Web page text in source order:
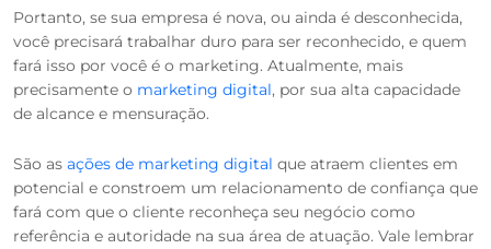
Portanto, se sua empresa é nova, ou ainda é desconhecida,
você precisará trabalhar duro para ser reconhecido, e quem
fará isso por você é o marketing. Atualmente, mais
precisamente o marketing digital, por sua alta capacidade
de alcance e mensuração.
São as ações de marketing digital que atraem clientes em
potencial e constroem um relacionamento de confiança que
fará com que o cliente reconheça seu negócio como
referência e autoridade na sua área de atuação. Vale lembrar